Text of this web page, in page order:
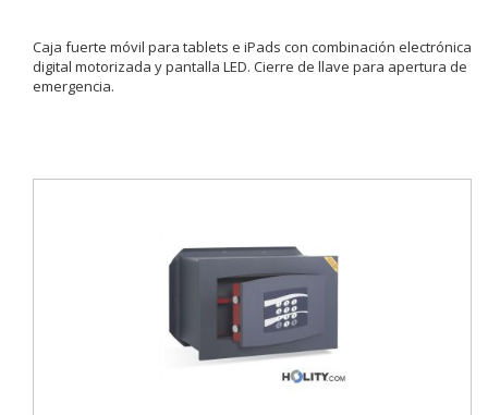
Caja fuerte móvil para tablets e iPads con combinación electrónica
digital motorizada y pantalla LED. Cierre de llave para apertura de
emergencia.